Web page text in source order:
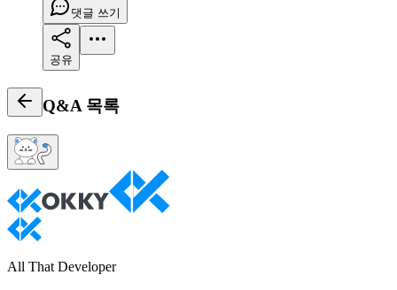
댓글 쓰기
공유
Q&A 목록
All That Developer